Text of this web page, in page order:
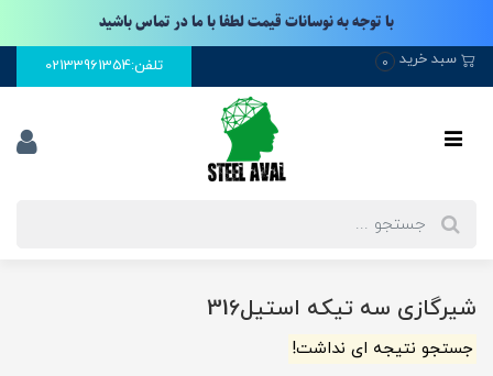
با توجه به نوسانات قیمت لطفا با ما در تماس باشید
سبد خرید 0 تلفن:02133961354
شیرگازی سه تیکه استیل316
جستجو نتیجه ای نداشت!